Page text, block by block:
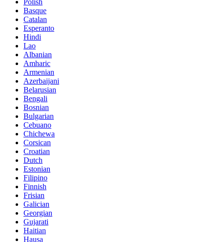
Basque
Catalan
Esperanto
Hindi
Lao
Albanian
Amharic
Armenian
Azerbaijani
Belarusian
Bengali
Bosnian
Bulgarian
Cebuano
Chichewa
Corsican
Croatian
Dutch
Estonian
Filipino
Finnish
Frisian
Galician
Georgian
Gujarati
Haitian
Hausa